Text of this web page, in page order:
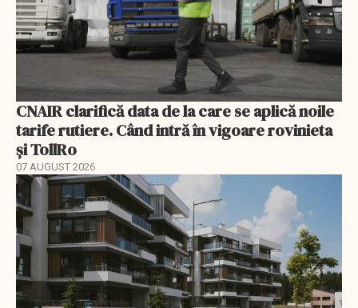
CNAIR clarifică data de la care se aplică noile
tarife rutiere. Când intră în vigoare rovinieta
și TollRo
07 AUGUST 2026